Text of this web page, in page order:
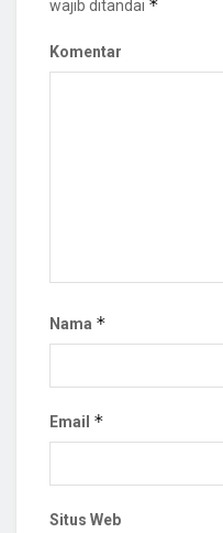
wajib ditandai *
Komentar
Nama *
Email *
Situs Web